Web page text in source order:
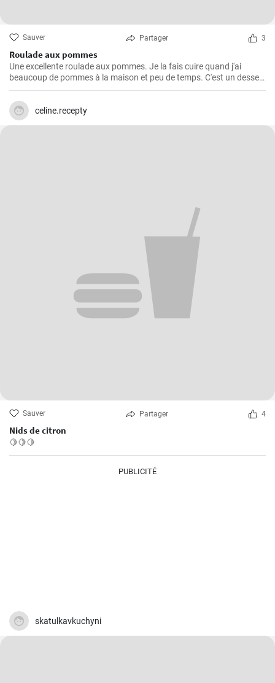
Sauver Partager 3
Roulade aux pommes
Une excellente roulade aux pommes. Je la fais cuire quand j'ai
beaucoup de pommes à la maison et peu de temps. C'est un dessert
rapide et facile qui plait toujours.
celine.recepty
Sauver Partager 4
Nids de citron
🍋🍋🍋
PUBLICITÉ
skatulkavkuchyni